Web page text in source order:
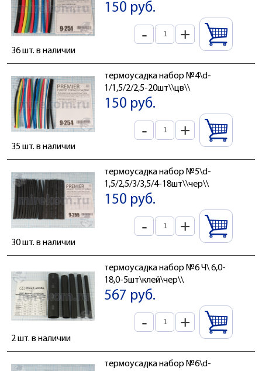
150 руб.
- +
36 шт. в наличии
термоусадка набор №4\d-
1/1,5/2/2,5-20шт\\цв\\
150 руб.
- +
35 шт. в наличии
термоусадка набор №5\d-
1,5/2,5/3/3,5/4-18шт\\чер\\
150 руб.
- +
30 шт. в наличии
термоусадка набор №6 Ч\ 6,0-
18,0-5шт\клей\чер\\
567 руб.
- +
2 шт. в наличии
термоусадка набор №6\d-